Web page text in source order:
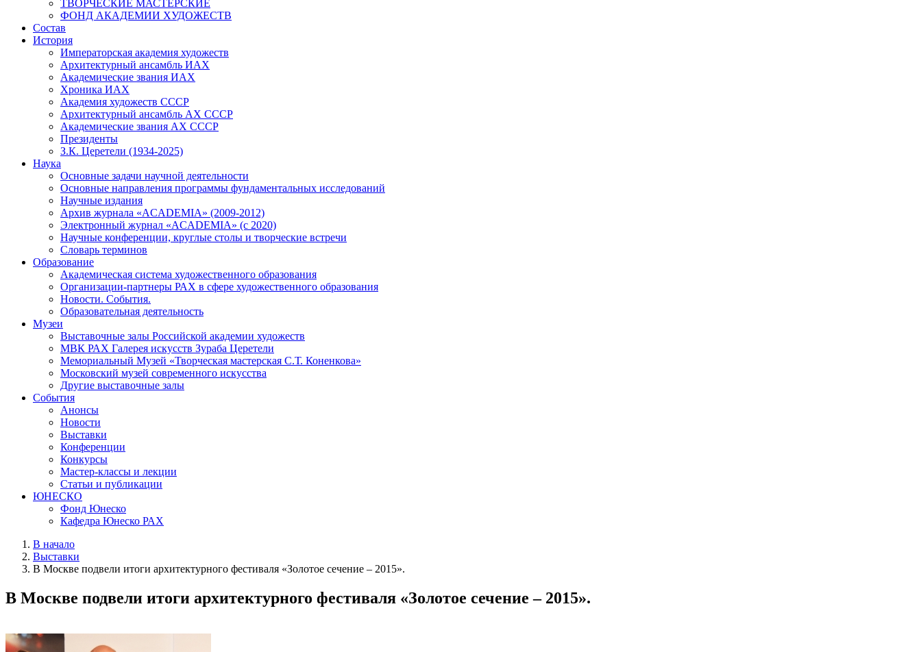
ТВОРЧЕСКИЕ МАСТЕРСКИЕ
ФОНД АКАДЕМИИ ХУДОЖЕСТВ
Состав
История
Императорская академия художеств
Архитектурный ансамбль ИАХ
Академические звания ИАХ
Хроника ИАХ
Академия художеств СССР
Архитектурный ансамбль АХ СССР
Академические звания АХ СССР
Президенты
З.К. Церетели (1934-2025)
Наука
Основные задачи научной деятельности
Основные направления программы фундаментальных исследований
Научные издания
Архив журнала «ACADEMIA» (2009-2012)
Электронный журнал «ACADEMIA» (с 2020)
Научные конференции, круглые столы и творческие встречи
Словарь терминов
Образование
Академическая система художественного образования
Организации-партнеры РАХ в сфере художественного образования
Новости. События.
Образовательная деятельность
Музеи
Выставочные залы Российской академии художеств
МВК РАХ Галерея искусств Зураба Церетели
Мемориальный Музей «Творческая мастерская С.Т. Коненкова»
Московский музей современного искусства
Другие выставочные залы
События
Анонсы
Новости
Выставки
Конференции
Конкурсы
Мастер-классы и лекции
Статьи и публикации
ЮНЕСКО
Фонд Юнеско
Кафедра Юнеско РАХ
В начало
Выставки
В Москве подвели итоги архитектурного фестиваля «Золотое сечение – 2015».
В Москве подвели итоги архитектурного фестиваля «Золотое сечение – 2015».